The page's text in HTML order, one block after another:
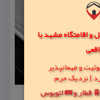
رزرو بیش از 1000 هتل و اقامتگاه مشهد با
و مهمانپذیر
🚆 قطار و 🚌 اتوبوس